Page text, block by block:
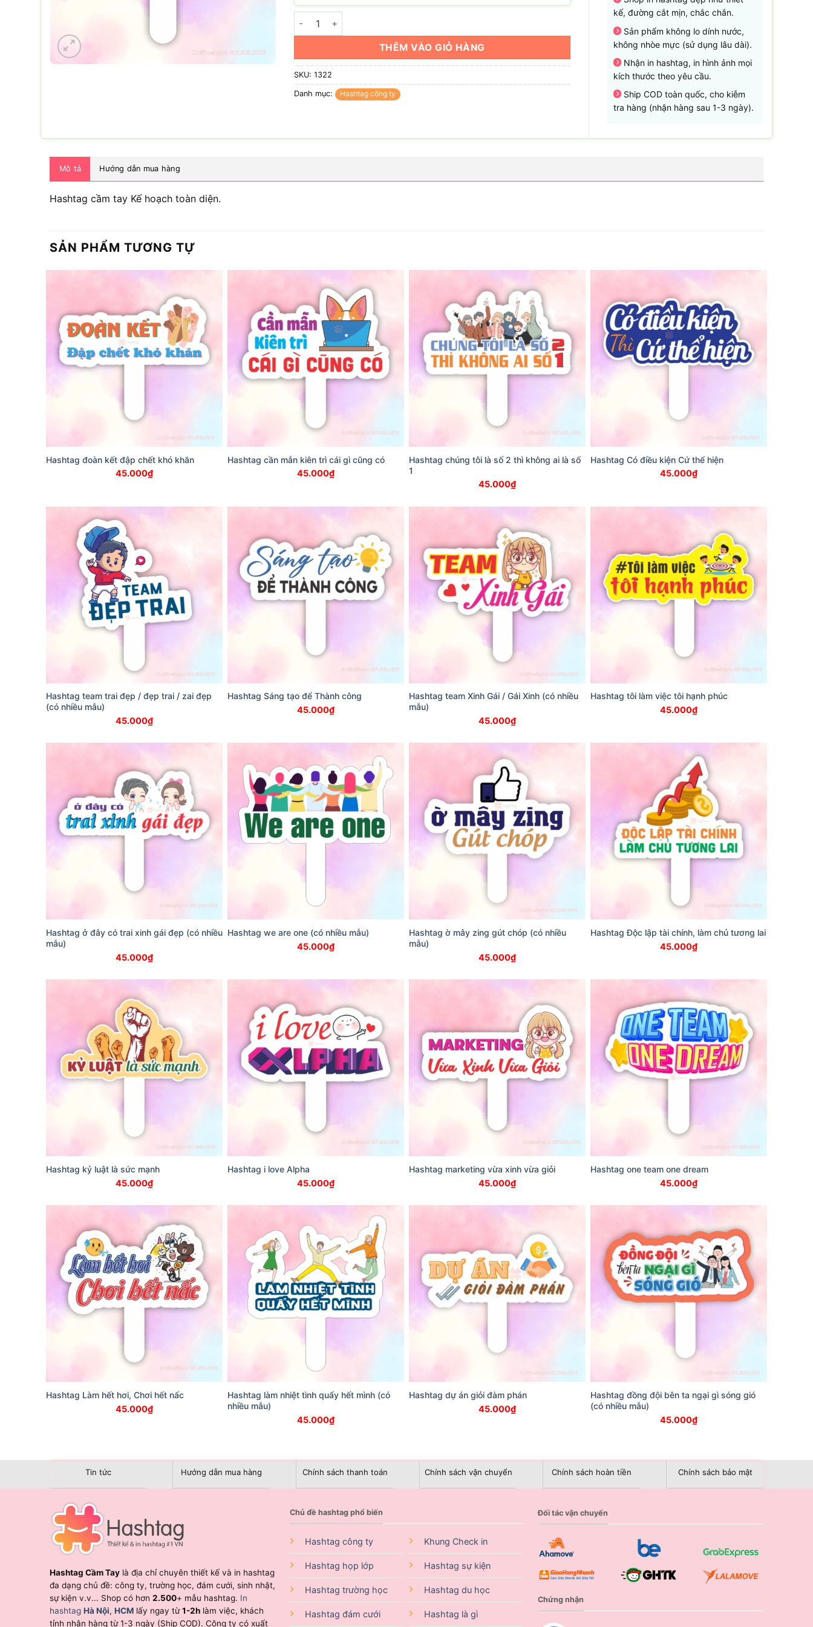
Hashtag kế hoạch toàn diện số lượng
THÊM VÀO GIỎ HÀNG
SKU: 1322
Danh mục: Hashtag công ty
kế, đường cắt mịn, chắc chắn.
Sản phẩm không lo dính nước,
không nhòe mực (sử dụng lâu dài).
Nhận in hashtag, in hình ảnh mọi
kích thước theo yêu cầu.
Ship COD toàn quốc, cho kiễm
tra hàng (nhận hàng sau 1-3 ngày).
Mô tả Hướng dẫn mua hàng
Hashtag cầm tay Kế hoạch toàn diện.
SẢN PHẨM TƯƠNG TỰ
Hashtag đoàn kết đập chết khó khăn
45.000₫
Hashtag cần mẫn kiên trì cái gì cũng có
45.000₫
Hashtag chúng tôi là số 2 thì không ai là số
1
45.000₫
Hashtag Có điều kiện Cứ thể hiện
45.000₫
Hashtag team trai đẹp / đẹp trai / zai đẹp
(có nhiều mẫu)
45.000₫
Hashtag Sáng tạo để Thành công
45.000₫
Hashtag team Xinh Gái / Gái Xinh (có nhiều
mẫu)
45.000₫
Hashtag tôi làm việc tôi hạnh phúc
45.000₫
Hashtag ở đây có trai xinh gái đẹp (có nhiều
mẫu)
45.000₫
Hashtag we are one (có nhiều mẫu)
45.000₫
Hashtag ờ mây zing gút chóp (có nhiều
mẫu)
45.000₫
Hashtag Độc lập tài chính, làm chủ tương lai
45.000₫
Hashtag kỷ luật là sức mạnh
45.000₫
Hashtag i love Alpha
45.000₫
Hashtag marketing vừa xinh vừa giỏi
45.000₫
Hashtag one team one dream
45.000₫
Hashtag Làm hết hơi, Chơi hết nấc
45.000₫
Hashtag làm nhiệt tình quẩy hết mình (có
nhiều mẫu)
45.000₫
Hashtag dự án giỏi đàm phán
45.000₫
Hashtag đồng đội bên ta ngại gì sóng gió
(có nhiều mẫu)
45.000₫
Tin tức Hướng dẫn mua hàng Chính sách thanh toán Chính sách vận chuyển Chính sách hoàn tiền Chính sách bảo mật
Hashtag Cầm Tay là địa chỉ chuyên thiết kế và in hashtag
đa dạng chủ đề: công ty, trường học, đám cưới, sinh nhật,
sự kiện v.v... Shop có hơn 2.500+ mẫu hashtag. In
hashtag Hà Nội, HCM lấy ngay từ1-2h làm việc, khách
tỉnh nhận hàng từ 1-3 ngày (Ship COD). Công ty có xuất
Chủ đề hashtag phổ biến
Hashtag công ty
Hashtag họp lớp
Hashtag trường học
Hashtag đám cưới
Khung Check in
Hashtag sự kiện
Hashtag du học
Hashtag là gì
Đối tác vận chuyển
Chứng nhận